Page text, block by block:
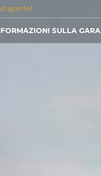
aperte!
SULLA GARA